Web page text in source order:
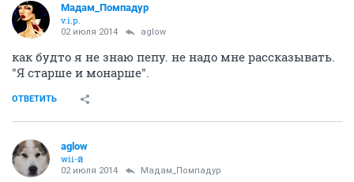
Мадам_Помпадур
v.i.p.
02 июля 2014 aglow
как будто я не знаю пепу. не надо мне рассказывать.
"Я старше и монарше".
ОТВЕТИТЬ
aglow
wii-й
02 июля 2014 Мадам_Помпадур